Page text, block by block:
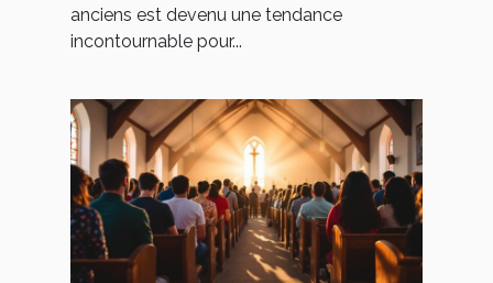
anciens est devenu une tendance
incontournable pour...